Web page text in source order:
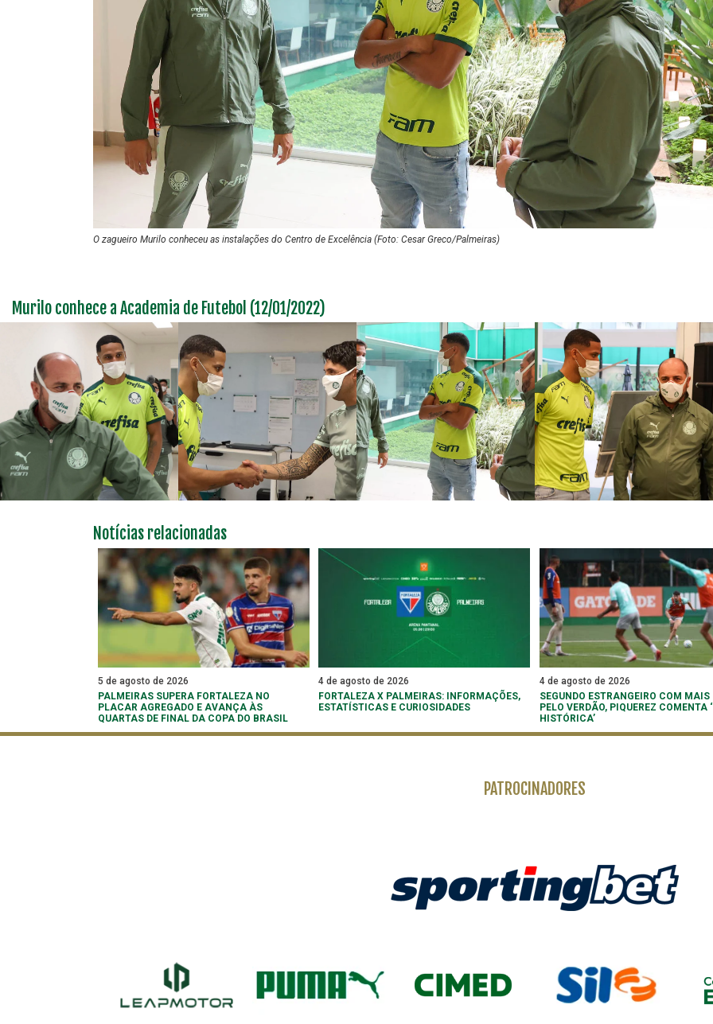
O zagueiro Murilo conheceu as instalações do Centro de Excelência (Foto: Cesar Greco/Palmeiras)
Murilo conhece a Academia de Futebol (12/01/2022)
Notícias relacionadas
5 de agosto de 2026
PALMEIRAS SUPERA FORTALEZA NO
PLACAR AGREGADO E AVANÇA ÀS
QUARTAS DE FINAL DA COPA DO BRASIL
4 de agosto de 2026
FORTALEZA X PALMEIRAS: INFORMAÇÕES,
ESTATÍSTICAS E CURIOSIDADES
4 de agosto de 2026
SEGUNDO ESTRANGEIRO COM MAIS
PELO VERDÃO, PIQUEREZ COMENTA
HISTÓRICA’
PATROCINADORES